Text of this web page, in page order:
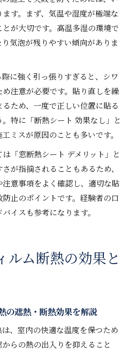
す。まず、気温や湿度が極端な
が大切です。高温多湿の環境で
気泡が残りやすい傾向がありま
に強く引っ張りすぎると、シワ
注意が必要です。貼り直しを繰
ため、一度で正しい位置に貼る
特に「断熱シート 効果なし」と
ミスが原因のことも多いです。
「窓断熱シート デメリット」と
が指摘されることもあるため、
意事項をよく確認し、適切な貼
防止のポイントです。経験者の口
イスも参考になります。
ルム断熱の効果と
の遮熱・断熱効果を解説
、室内の快適な温度を保つため
らの熱の出入りを抑えること